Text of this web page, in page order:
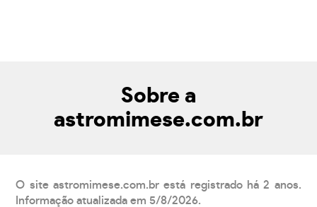
Sobre a
astromimese.com.br
O site astromimese.com.br está registrado há 2 anos.
Informação atualizada em 5/8/2026.